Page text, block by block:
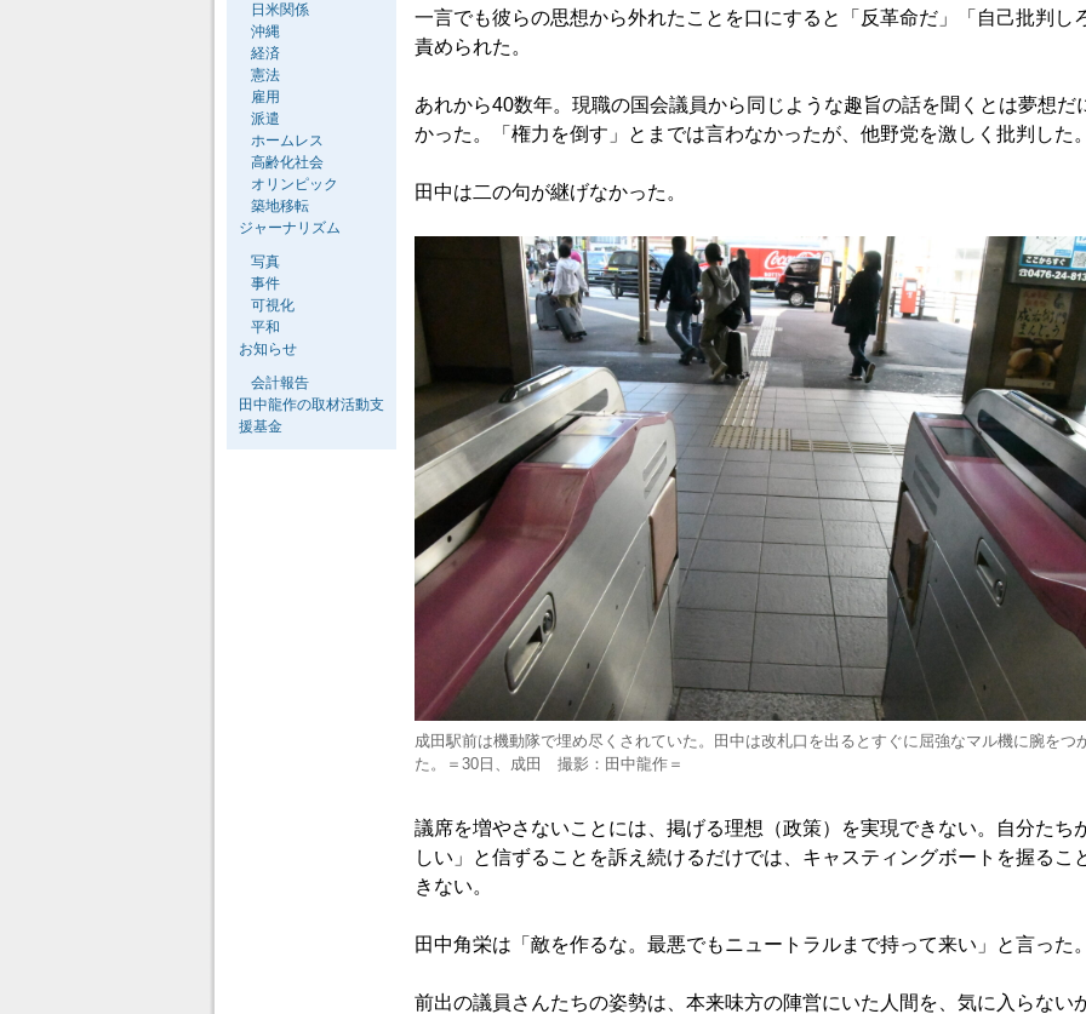
一言でも彼らの思想から外れたことを口にすると「反革命だ」「自己批判し
責められた。
あれから40数年。現職の国会議員から同じような趣旨の話を聞くとは夢想だ
かった。「権力を倒す」とまでは言わなかったが、他野党を激しく批判した
田中は二の句が継げなかった。
成田駅前は機動隊で埋め尽くされていた。田中は改札口を出るとすぐに屈強なマル機に腕をつ
た。＝30日、成田 撮影：田中龍作＝
議席を増やさないことには、掲げる理想（政策）を実現できない。自分たち
しい」と信ずることを訴え続けるだけでは、キャスティングボートを握るこ
きない。
田中角栄は「敵を作るな。最悪でもニュートラルまで持って来い」と言った
前出の議員さんたちの姿勢は、本来味方の陣営にいた人間を、気に入らない
日米関係
沖縄
経済
憲法
雇用
派遣
ホームレス
高齢化社会
オリンピック
築地移転
ジャーナリズム
写真
事件
可視化
平和
お知らせ
会計報告
田中龍作の取材活動支
援基金